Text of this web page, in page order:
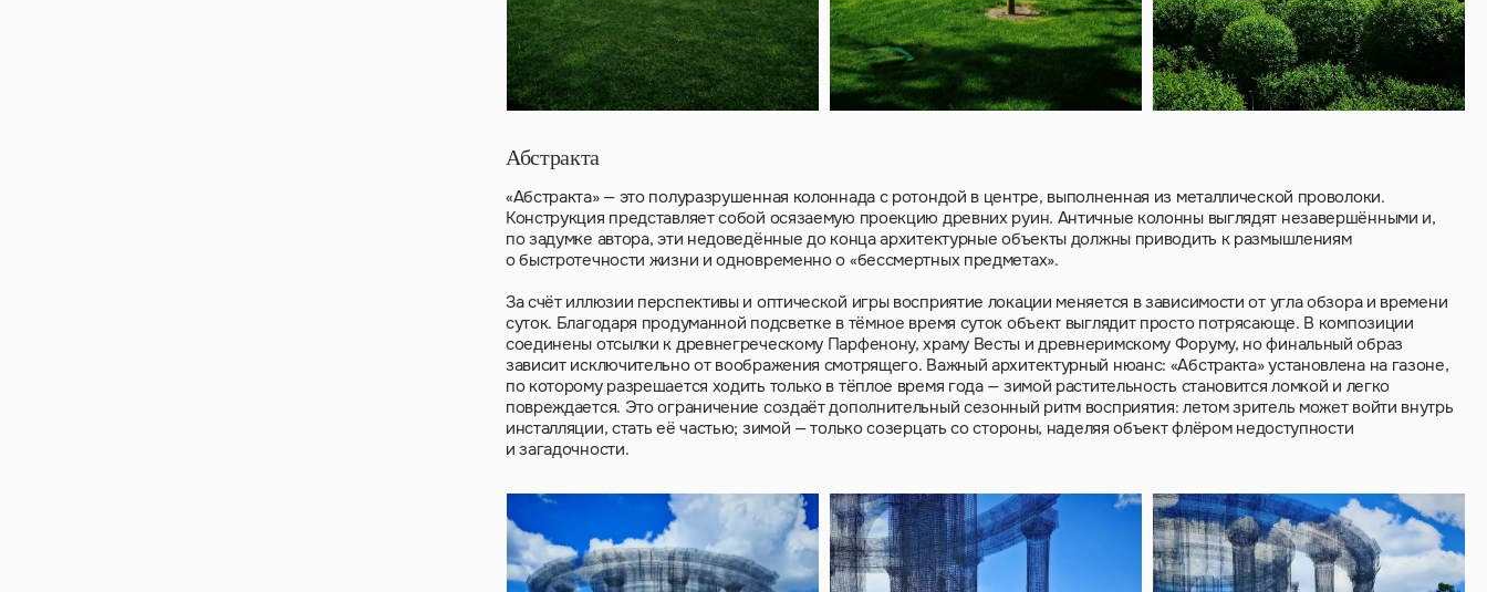
Абстракта
«Абстракта» — это полуразрушенная колоннада с ротондой в центре, выполненная из металлической проволоки.
Конструкция представляет собой осязаемую проекцию древних руин. Античные колонны выглядят незавершёнными и,
по задумке автора, эти недоведённые до конца архитектурные объекты должны приводить к размышлениям
о быстротечности жизни и одновременно о «бессмертных предметах».
За счёт иллюзии перспективы и оптической игры восприятие локации меняется в зависимости от угла обзора и времени
суток. Благодаря продуманной подсветке в тёмное время суток объект выглядит просто потрясающе. В композиции
соединены отсылки к древнегреческому Парфенону, храму Весты и древнеримскому Форуму, но финальный образ
зависит исключительно от воображения смотрящего. Важный архитектурный нюанс: «Абстракта» установлена на газоне,
по которому разрешается ходить только в тёплое время года — зимой растительность становится ломкой и легко
повреждается. Это ограничение создаёт дополнительный сезонный ритм восприятия: летом зритель может войти внутрь
инсталляции, стать её частью; зимой — только созерцать со стороны, наделяя объект флёром недоступности
и загадочности.